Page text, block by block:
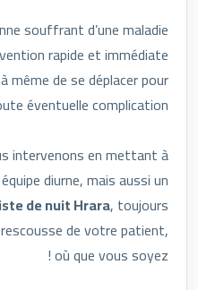
souffrant d’une maladie
rapide et immédiate
à même de se déplacer pour
éventuelle complication.
intervenons en mettant à
diurne, mais aussi un
de nuit Hrara, toujours
de votre patient,
où que vous soyez !